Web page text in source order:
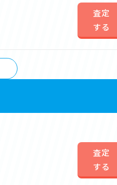
査定
する
査定
する